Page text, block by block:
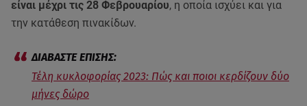
είναι μέχρι τις 28 Φεβρουαρίου, η οποία ισχύει και για
την κατάθεση πινακίδων.
Τέλη κυκλοφορίας 2023: Πώς και ποιοι κερδίζουν δύο
μήνες δώρο